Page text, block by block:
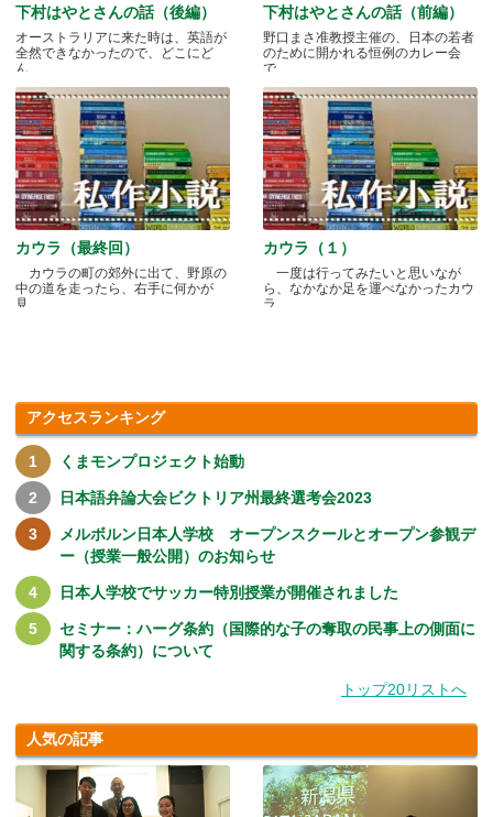
下村はやとさんの話（後編）
オーストラリアに来た時は、英語が
全然できなかったので、どこにど
ん.....
下村はやとさんの話（前編）
野口まさ准教授主催の、日本の若者
のために開かれる恒例のカレー会
で.....
カウラ（最終回）
カウラの町の郊外に出て、野原の
中の道を走ったら、右手に何かが
見.....
カウラ（１）
一度は行ってみたいと思いなが
ら、なかなか足を運べなかったカウ
ラ.....
アクセスランキング
くまモンプロジェクト始動
日本語弁論大会ビクトリア州最終選考会2023
メルボルン日本人学校 オープンスクールとオープン参観デ
ー（授業一般公開）のお知らせ
日本人学校でサッカー特別授業が開催されました
セミナー：ハーグ条約（国際的な子の奪取の民事上の側面に
関する条約）について
トップ20リストへ
人気の記事